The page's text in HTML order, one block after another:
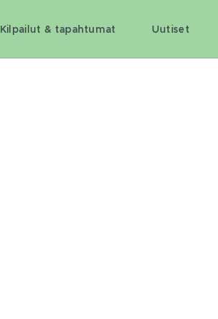
Kilpailut & tapahtumat Uutiset